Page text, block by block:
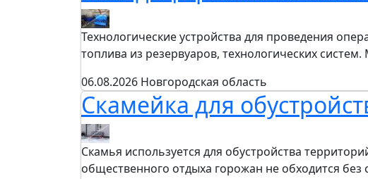
Технологические устройства для проведения
топлива из резервуаров, технологических
06.08.2026 Новгородская область
Скамейка для
Скамья используется для обустройства
общественного отдыха горожан не обходится без